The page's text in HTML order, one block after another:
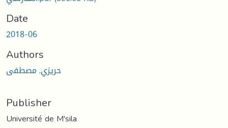
Date
2018-06
Authors
حريزي, مصطفى
Publisher
Université de M'sila